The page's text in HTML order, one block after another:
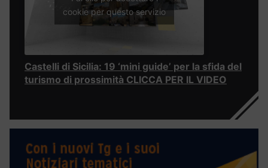
cookie per questo servizio
Castelli di Sicilia: 19 ‘mini guide’ per la sfida del
turismo di prossimità CLICCA PER IL VIDEO